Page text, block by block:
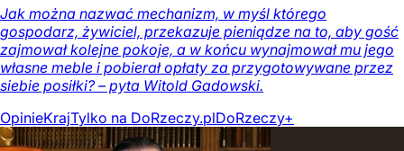
Jak można nazwać mechanizm, w myśl którego
gospodarz, żywiciel, przekazuje pieniądze na to, aby gość
zajmował kolejne pokoje, a w końcu wynajmował mu jego
własne meble i pobierał opłaty za przygotowywane przez
siebie posiłki? – pyta Witold Gadowski.
OpinieKrajTylko na DoRzeczy.plDoRzeczy+